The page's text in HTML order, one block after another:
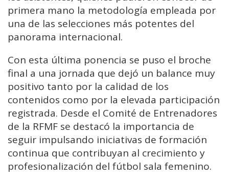
primera mano la metodología empleada por
una de las selecciones más potentes del
panorama internacional.
Con esta última ponencia se puso el broche
final a una jornada que dejó un balance muy
positivo tanto por la calidad de los
contenidos como por la elevada participación
registrada. Desde el Comité de Entrenadores
de la RFMF se destacó la importancia de
seguir impulsando iniciativas de formación
continua que contribuyan al crecimiento y
profesionalización del fútbol sala femenino.